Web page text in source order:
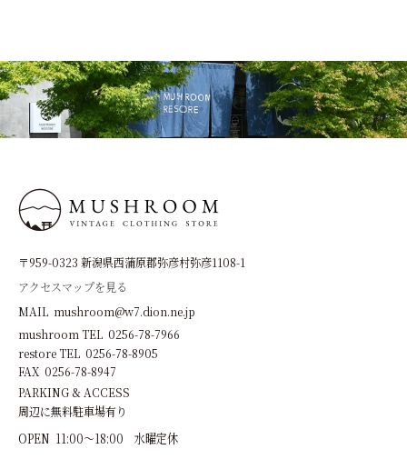
〒959-0323 新潟県西蒲原郡弥彦村弥彦1108-1
アクセスマップを見る
MAIL mushroom@w7.dion.ne.jp
mushroom TEL 0256-78-7966
restore TEL 0256-78-8905
FAX 0256-78-8947
PARKING & ACCESS
周辺に無料駐車場有り
OPEN 11:00～18:00 水曜定休